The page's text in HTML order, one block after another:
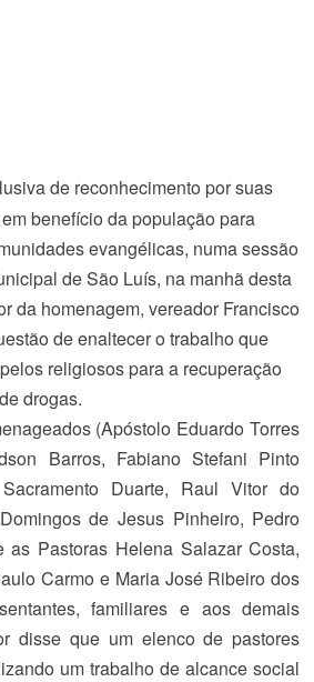
de reconhecimento por suas
benefício da população para
evangélicas, numa sessão
de São Luís, na manhã desta
da homenagem, vereador Francisco
de enaltecer o trabalho que
religiosos para a recuperação
drogas.
(Apóstolo Eduardo Torres
Barros, Fabiano Stefani Pinto
Duarte, Raul Vitor do
de Jesus Pinheiro, Pedro
as Pastoras Helena Salazar Costa,
Carmo e Maria José Ribeiro dos
familiares e aos demais
disse que um elenco de pastores
um trabalho de alcance social